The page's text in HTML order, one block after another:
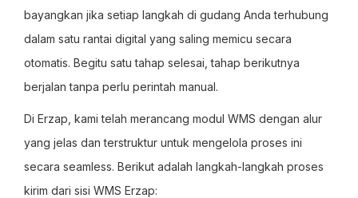
bayangkan jika setiap langkah di gudang Anda terhubung
dalam satu rantai digital yang saling memicu secara
otomatis. Begitu satu tahap selesai, tahap berikutnya
berjalan tanpa perlu perintah manual.
Di Erzap, kami telah merancang modul WMS dengan alur
yang jelas dan terstruktur untuk mengelola proses ini
secara seamless. Berikut adalah langkah-langkah proses
kirim dari sisi WMS Erzap: